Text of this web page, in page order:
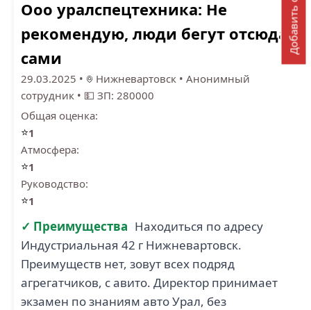
Ооо уралспецтехника: Не
рекомендую, люди бегут отсюда
сами
29.03.2025 • Нижневартовск • Анонимный
сотрудник • 💵 ЗП: 280000
Общая оценка:
⭐1
Атмосфера:
⭐1
Руководство:
⭐1
✓ Преимущества Находиться по адресу
Индустриальная 42 г Нижневартовск.
Преимуществ нет, зовут всех подряд
агрегатчиков, с авито. Директор принимает
экзамен по знаниям авто Урал, без